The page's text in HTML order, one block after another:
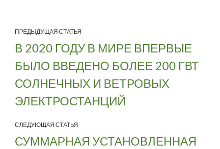
ПРЕДЫДУЩАЯ СТАТЬЯ
В 2020 ГОДУ В МИРЕ ВПЕРВЫЕ
БЫЛО ВВЕДЕНО БОЛЕЕ 200 ГВТ
СОЛНЕЧНЫХ И ВЕТРОВЫХ
ЭЛЕКТРОСТАНЦИЙ
СЛЕДУЮЩАЯ СТАТЬЯ
СУММАРНАЯ УСТАНОВЛЕННАЯ